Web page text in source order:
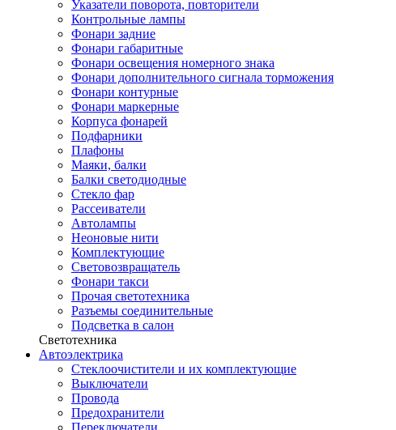
Указатели поворота, повторители
Контрольные лампы
Фонари задние
Фонари габаритные
Фонари освещения номерного знака
Фонари дополнительного сигнала торможения
Фонари контурные
Фонари маркерные
Корпуса фонарей
Подфарники
Плафоны
Маяки, балки
Балки светодиодные
Стекло фар
Рассеиватели
Автолампы
Неоновые нити
Комплектующие
Световозвращатель
Фонари такси
Прочая светотехника
Разъемы соединительные
Подсветка в салон
Светотехника
Автоэлектрика
Стеклоочистители и их комплектующие
Выключатели
Провода
Предохранители
Переключатели